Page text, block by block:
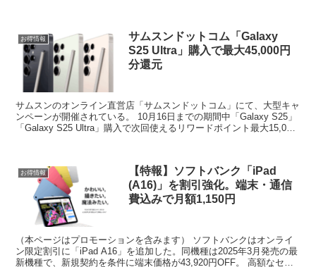
お得情報
サムスンドットコム「Galaxy
S25 Ultra」購入で最大45,000円
分還元
サムスンのオンライン直営店「サムスンドットコム」にて、大型キャ
ンペーンが開催されている。 10月16日までの期間中「Galaxy S25」
「Galaxy S25 Ultra」購入で次回使えるリワードポイント最大15,000
お得情報
【特報】ソフトバンク「iPad
(A16)」を割引強化。端末・通信
費込みで月額1,150円
（本ページはプロモーションを含みます） ソフトバンクはオンライ
ン限定割引に「iPad A16」を追加した。同機種は2025年3月発売の最
新機種で、新規契約を条件に端末価格が43,920円OFF。 高額なセル